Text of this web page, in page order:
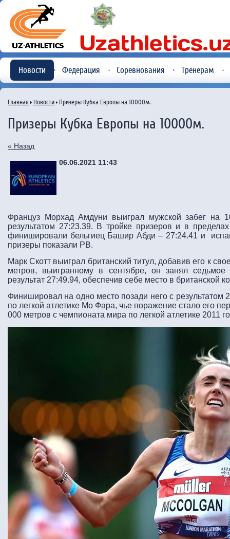
Новости Федерация Соревнования Тренерам
Главная Новости Призеры Кубка Европы на 10000м.
Призеры Кубка Европы на 10000м.
« Назад
06.06.2021 11:43
Француз Морхад Амдуни выиграл мужской забег на
результатом 27:23.39. В тройке призеров и в
финишировали бельгиец Башир Абди – 27:24.41 и
призеры показали PB.
Марк Скотт выиграл британский титул, добавив его к
метров, выигранному в сентябре, он занял
результат 27:49.94, обеспечив себе место в британской
Финишировал на одно место позади него с результатом
по легкой атлетике Мо Фара, чье поражение стало его
000 метров с чемпионата мира по легкой атлетике 2011